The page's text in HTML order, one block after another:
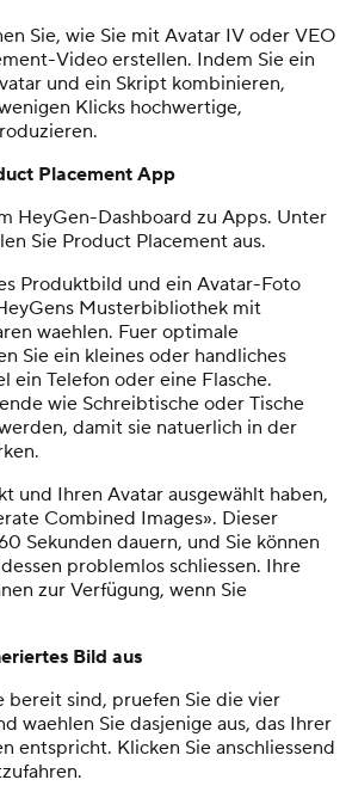
Sie, wie Sie mit Avatar IV oder VEO
Video erstellen. Indem Sie ein
und ein Skript kombinieren,
Klicks hochwertige,
Placement App
HeyGen-Dashboard zu Apps. Unter
Sie Product Placement aus.
Produktbild und ein Avatar-Foto
Musterbibliothek mit
waehlen. Fuer optimale
Sie ein kleines oder handliches
ein Telefon oder eine Flasche.
wie Schreibtische oder Tische
damit sie natuerlich in der
und Ihren Avatar ausgewählt haben,
Combined Images». Dieser
Sekunden dauern, und Sie können
problemlos schliessen. Ihre
zur Verfügung, wenn Sie
Bild aus
bereit sind, pruefen Sie die vier
waehlen Sie dasjenige aus, das Ihrer
entspricht. Klicken Sie anschliessend